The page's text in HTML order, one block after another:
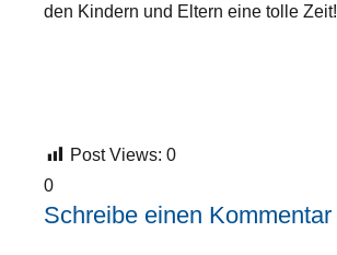
den Kindern und Eltern eine tolle Zeit!
Post Views: 0
0
Schreibe einen Kommentar